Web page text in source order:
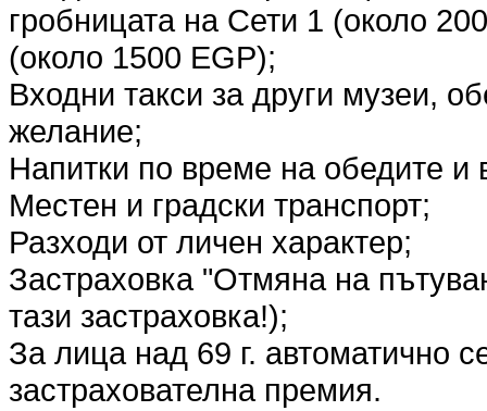
гробницата на Сети 1 (около
(около 1500 EGP);
Входни такси за други музеи,
желание;
Напитки по време на обедите и
Местен и градски транспорт;
Разходи от личен характер;
Застраховка "Отмяна на
тази застраховка!);
За лица над 69 г. автоматично
застрахователна премия.